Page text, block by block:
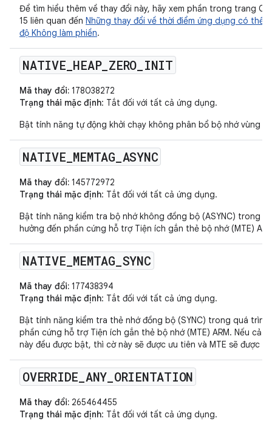
Để tìm hiểu thêm về thay đổi này, hãy xem phần trong trang
15 liên quan đến Những thay đổi về thời điểm ứng dụng có thể
độ Không làm phiền.
NATIVE HEAP_ ZERO INIT
Mã thay đổi: 178038272
Trạng thái mặc định: Tắt đối với tất cả ứng dụng.
Bật tính năng tự động khởi chạy không phân bổ bộ nhớ vùng
NATIVE MEMTAG ASYNC
Mã thay đổi: 145772972
Trạng thái mặc định: Tắt đối với tất cả ứng dụng.
Bật tính năng kiểm tra bộ nhớ không đồng bộ (ASYNC) trong
hưởng đến phần cứng hỗ trợ Tiện ích gắn thẻ bộ nhớ (MTE)
NATIVE MEMTAG SYNC
Mã thay đổi: 177438394
Trạng thái mặc định: Tắt đối với tất cả ứng dụng.
Bật tính năng kiểm tra thẻ nhớ đồng bộ (SYNC) trong quá trình
phần cứng hỗ trợ Tiện ích gắn thẻ bộ nhớ (MTE) ARM. Nếu cả
này đều được bật, thì cờ này sẽ được ưu tiên và MTE sẽ được
OVERRIDE ANY ORIENTATION
Mã thay đổi: 265464455
Trạng thái mặc định: Tắt đối với tất cả ứng dụng.